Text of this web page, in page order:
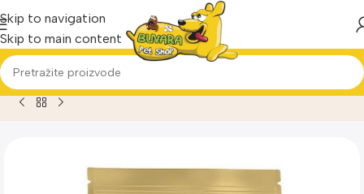
Skip to navigation
Skip to main content
Home Proizvod Royal Canin Poodle 1,5kg Briketi za pse